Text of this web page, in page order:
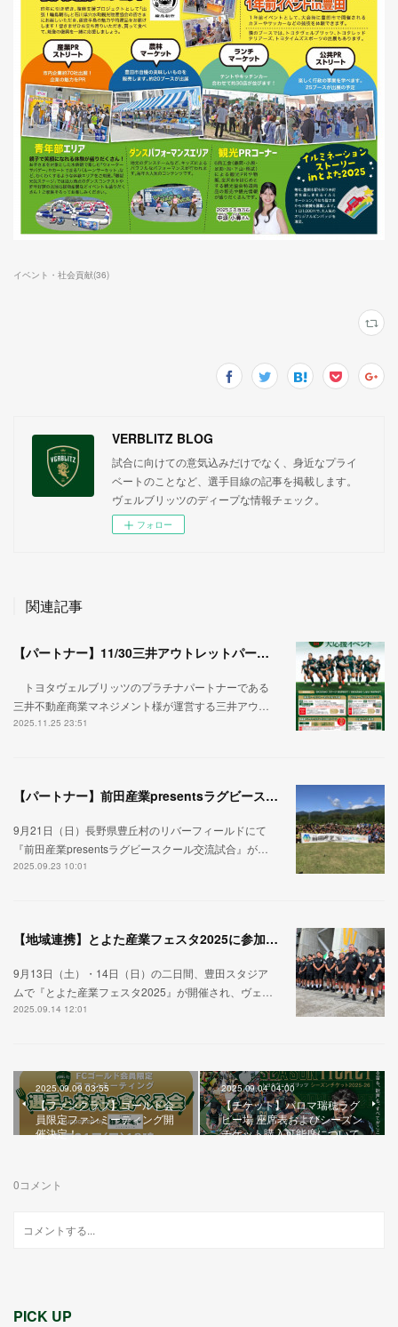
イベント・社会貢献(36)
VERBLITZ BLOG
試合に向けての意気込みだけでなく、身近なプライ
ベートのことなど、選手目線の記事を掲載します。
ヴェルブリッツのディープな情報チェック。
フォロー
関連記事
【パートナー】11/30三井アウトレットパーク岡崎で行われる開幕直前イベントに選手たちが登場します！
トヨタヴェルブリッツのプラチナパートナーである
三井不動産商業マネジメント様が運営する三井アウ…
2025.11.25 23:51
【パートナー】前田産業presentsラグビースクール交流試合
9月21日（日）長野県豊丘村のリバーフィールドにて
『前田産業presentsラグビースクール交流試合』が…
2025.09.23 10:01
【地域連携】とよた産業フェスタ2025に参加しました。
9月13日（土）・14日（日）の二日間、豊田スタジア
ムで『とよた産業フェスタ2025』が開催され、ヴェ…
2025.09.14 12:01
2025.09.09 03:55
【ファンクラブ】ゴールド会
員限定ファンミーティング開
催決定！
2025.09.04 04:00
【チケット】パロマ瑞穂ラグ
ビー場 座席表およびシーズン
チケット購入可能席について
0コメント
PICK UP